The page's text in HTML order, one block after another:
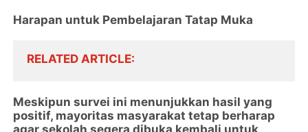
Harapan untuk Pembelajaran Tatap Muka
RELATED ARTICLE
Meskipun survei ini menunjukkan hasil yang
positif, mayoritas masyarakat tetap berharap
agar sekolah segera dibuka kembali untuk